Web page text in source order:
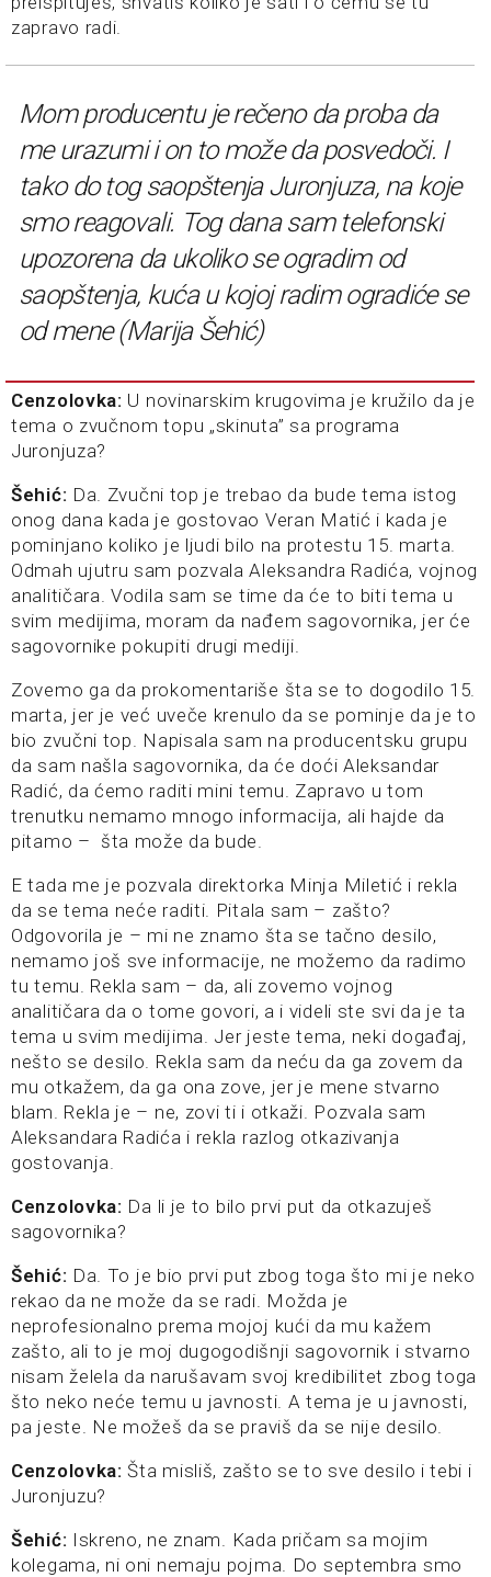
zapravo radi.
Mom producentu je rečeno da proba da
me urazumi i on to može da posvedoči. I
tako do tog saopštenja Juronjuza, na koje
smo reagovali. Tog dana sam telefonski
upozorena da ukoliko se ogradim od
saopštenja, kuća u kojoj radim ogradiće se
od mene (Marija Šehić)
Cenzolovka: U novinarskim krugovima je kružilo da je
tema o zvučnom topu „skinuta” sa programa
Juronjuza?
Šehić: Da. Zvučni top je trebao da bude tema istog
onog dana kada je gostovao Veran Matić i kada je
pominjano koliko je ljudi bilo na protestu 15. marta.
Odmah ujutru sam pozvala Aleksandra Radića, vojnog
analitičara. Vodila sam se time da će to biti tema u
svim medijima, moram da nađem sagovornika, jer će
sagovornike pokupiti drugi mediji.
Zovemo ga da prokomentariše šta se to dogodilo 15.
marta, jer je već uveče krenulo da se pominje da je to
bio zvučni top. Napisala sam na producentsku grupu
da sam našla sagovornika, da će doći Aleksandar
Radić, da ćemo raditi mini temu. Zapravo u tom
trenutku nemamo mnogo informacija, ali hajde da
pitamo – šta može da bude.
E tada me je pozvala direktorka Minja Miletić i rekla
da se tema neće raditi. Pitala sam – zašto?
Odgovorila je – mi ne znamo šta se tačno desilo,
nemamo još sve informacije, ne možemo da radimo
tu temu. Rekla sam – da, ali zovemo vojnog
analitičara da o tome govori, a i videli ste svi da je ta
tema u svim medijima. Jer jeste tema, neki događaj,
nešto se desilo. Rekla sam da neću da ga zovem da
mu otkažem, da ga ona zove, jer je mene stvarno
blam. Rekla je – ne, zovi ti i otkaži. Pozvala sam
Aleksandara Radića i rekla razlog otkazivanja
gostovanja.
Cenzolovka: Da li je to bilo prvi put da otkazuješ
sagovornika?
Šehić: Da. To je bio prvi put zbog toga što mi je neko
rekao da ne može da se radi. Možda je
neprofesionalno prema mojoj kući da mu kažem
zašto, ali to je moj dugogodišnji sagovornik i stvarno
nisam želela da narušavam svoj kredibilitet zbog toga
što neko neće temu u javnosti. A tema je u javnosti,
pa jeste. Ne možeš da se praviš da se nije desilo.
Cenzolovka: Šta misliš, zašto se to sve desilo i tebi i
Juronjuzu?
Šehić: Iskreno, ne znam. Kada pričam sa mojim
kolegama, ni oni nemaju pojma. Do septembra smo